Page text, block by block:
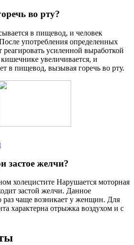
во рту?
в пищевод, и человек
употребления определенных
усиленной выработкой
увеличивается, и
в пищевод, вызывая горечь во рту.
застое желчи?
холецистите Нарушается моторная
застой желчи. Данное
раз чаще возникает у женщин. Для
характерна отрыжка воздухом и с